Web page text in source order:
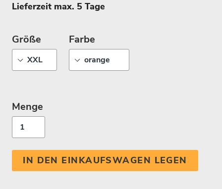
Lieferzeit max. 5 Tage
Größe Farbe
Menge
IN DEN EINKAUFSWAGEN LEGEN